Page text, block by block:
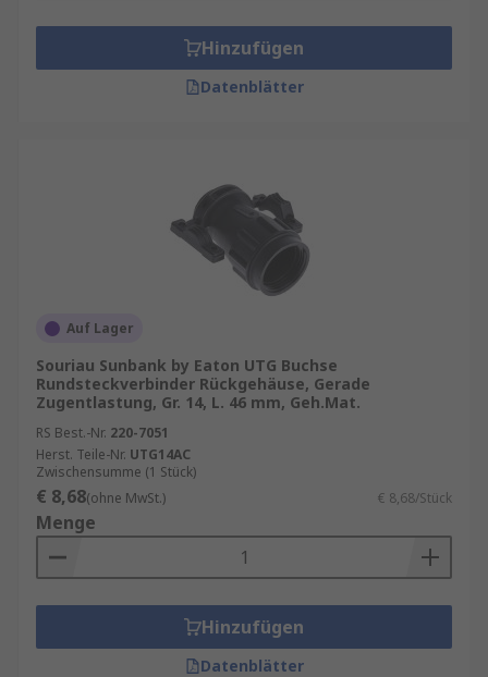
Hinzufügen
Datenblätter
Auf Lager
Souriau Sunbank by Eaton UTG Buchse
Rundsteckverbinder Rückgehäuse, Gerade
Zugentlastung, Gr. 14, L. 46 mm, Geh.Mat.
RS Best.-Nr. 220-7051
Herst. Teile-Nr. UTG14AC
Zwischensumme (1 Stück)
€ 8,68(ohne MwSt.) € 8,68/Stück
Menge
Hinzufügen
Datenblätter